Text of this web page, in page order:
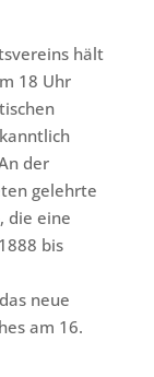
hält
18 Uhr
der
gelehrte
die eine
bis
neue
am 16.